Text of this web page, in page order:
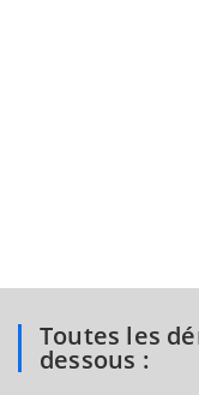
Toutes les
dessous :